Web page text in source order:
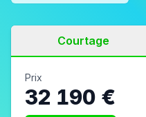
Courtage
Prix
32 190 €